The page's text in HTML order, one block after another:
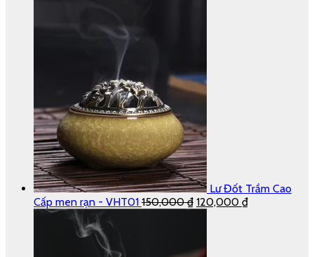
Lư Đốt Trầm Cao
Cấp men rạn - VHT01 150,000₫ 120,000 ₫